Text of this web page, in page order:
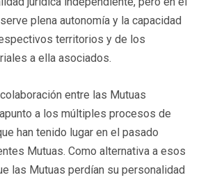
plena autonomía y la capacidad
territorios y de los
a ella asociados.
entre las Mutuas
a los múltiples procesos de
han tenido lugar en el pasado
Mutuas. Como alternativa a esos
las Mutuas perdían su personalidad